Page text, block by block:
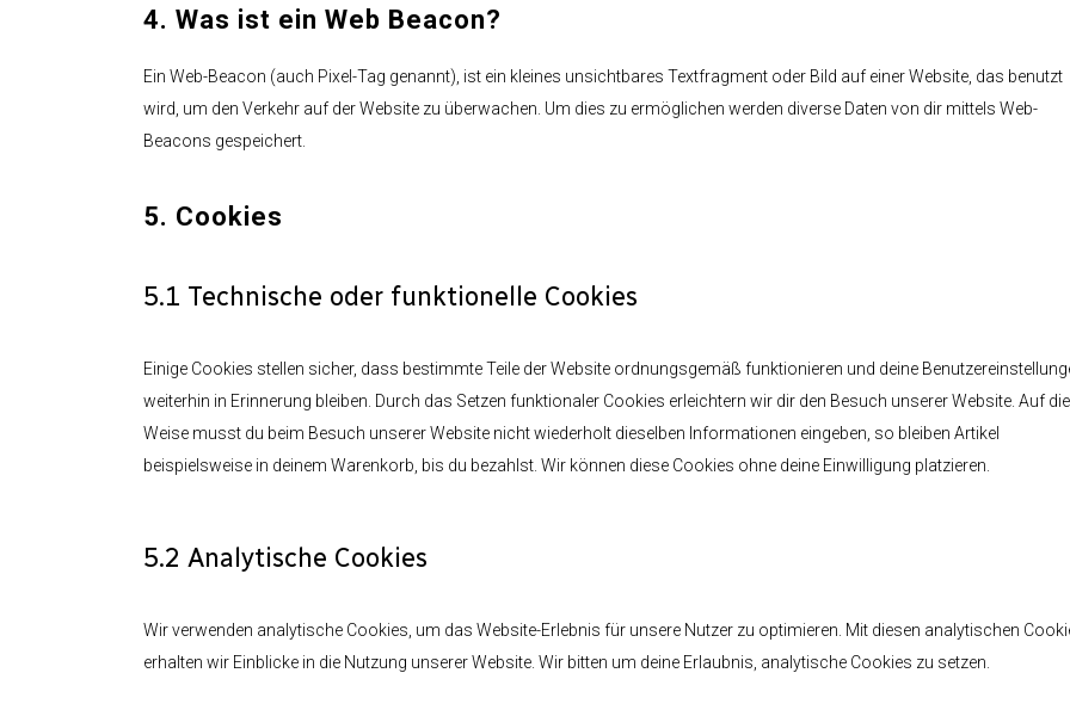
4. Was ist ein Web Beacon?
Ein Web-Beacon (auch Pixel-Tag genannt), ist ein kleines unsichtbares Textfragment oder Bild auf einer Website, das benutzt
wird, um den Verkehr auf der Website zu überwachen. Um dies zu ermöglichen werden diverse Daten von dir mittels Web-
Beacons gespeichert.
5. Cookies
5.1 Technische oder funktionelle Cookies
Einige Cookies stellen sicher, dass bestimmte Teile der Website ordnungsgemäß funktionieren und deine
weiterhin in Erinnerung bleiben. Durch das Setzen funktionaler Cookies erleichtern wir dir den Besuch unserer Website. Auf
Weise musst du beim Besuch unserer Website nicht wiederholt dieselben Informationen eingeben, so bleiben Artikel
beispielsweise in deinem Warenkorb, bis du bezahlst. Wir können diese Cookies ohne deine Einwilligung platzieren.
5.2 Analytische Cookies
Wir verwenden analytische Cookies, um das Website-Erlebnis für unsere Nutzer zu optimieren. Mit diesen analytischen
erhalten wir Einblicke in die Nutzung unserer Website. Wir bitten um deine Erlaubnis, analytische Cookies zu setzen.